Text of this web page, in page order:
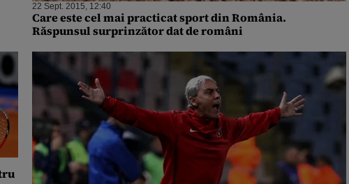
22 Sept. 2015, 12:40
Care este cel mai practicat sport din România.
Răspunsul surprinzător dat de români